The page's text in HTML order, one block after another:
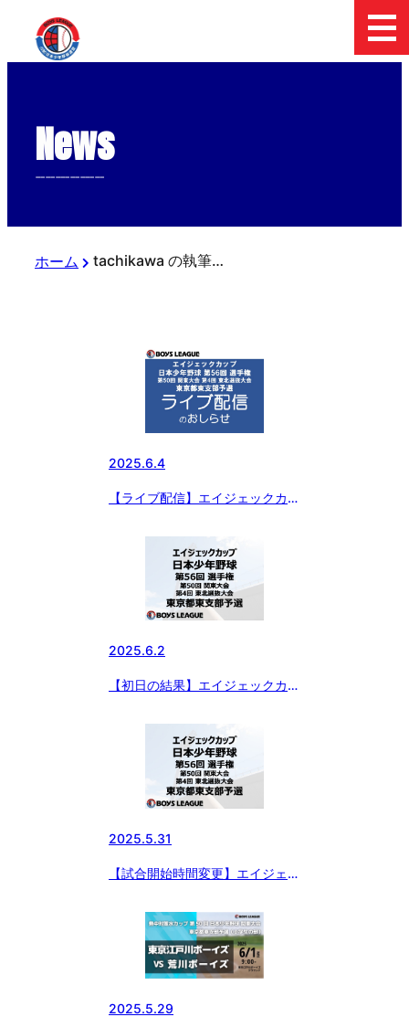
News
--------------
ホーム tachikawa の執筆記事
2025.6.4
【ライブ配信】エイジェックカッ
権・第50回 関東大会・第4回 東
北選抜大会 東京都東支部予選
2025.6.2
【初日の結果】エイジェックカッ
会・第50回関東大会・第4回東北
選抜大会 東京都東支部予選
2025.5.31
【試合開始時間変更】エイジェッ
手権大会・第50回関東大会・第4
回東北選抜大会 東京都東支部予
2025.5.29